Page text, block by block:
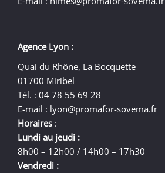
Agence Lyon :
Quai du Rhône, La Bocquette
01700 Miribel
Tél. : 04 78 55 69 28
E-mail : lyon@promafor-sovema.fr
Horaires :
Lundi au jeudi :
8h00 – 12h00 / 14h00 – 17h30
Vendredi :